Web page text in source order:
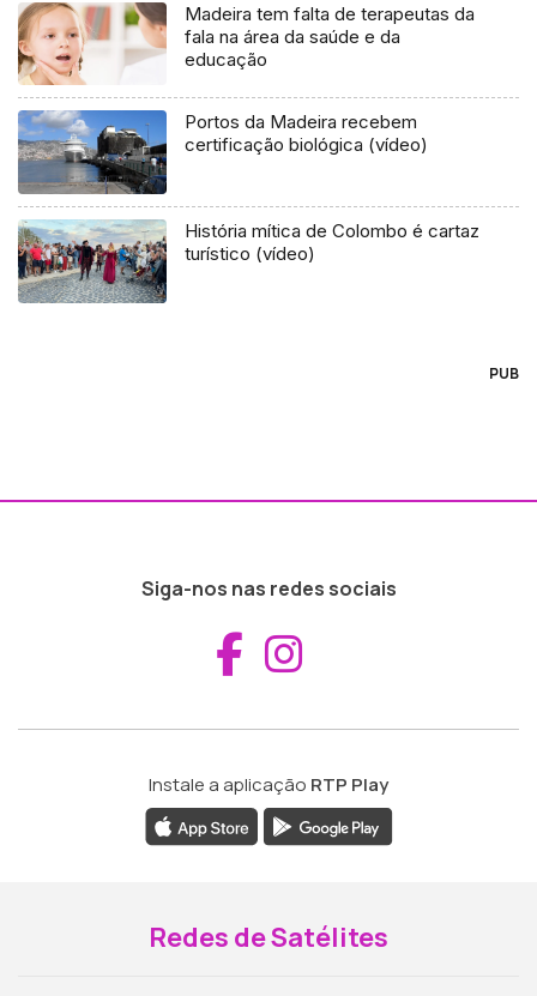
Madeira tem falta de terapeutas da
fala na área da saúde e da
educação
Portos da Madeira recebem
certificação biológica (vídeo)
História mítica de Colombo é cartaz
turístico (vídeo)
PUB
Siga-nos nas redes sociais
Aceder ao
Instale a aplicação RTP Play
Redes de Satélites